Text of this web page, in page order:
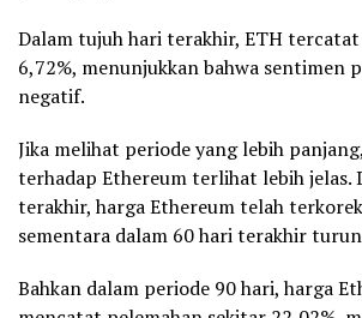
Dalam tujuh hari terakhir, ETH
6,72%, menunjukkan bahwa sentimen
negatif.
Jika melihat periode yang lebih
terhadap Ethereum terlihat lebih jelas.
terakhir, harga Ethereum telah
sementara dalam 60 hari terakhir turun
Bahkan dalam periode 90 hari, harga